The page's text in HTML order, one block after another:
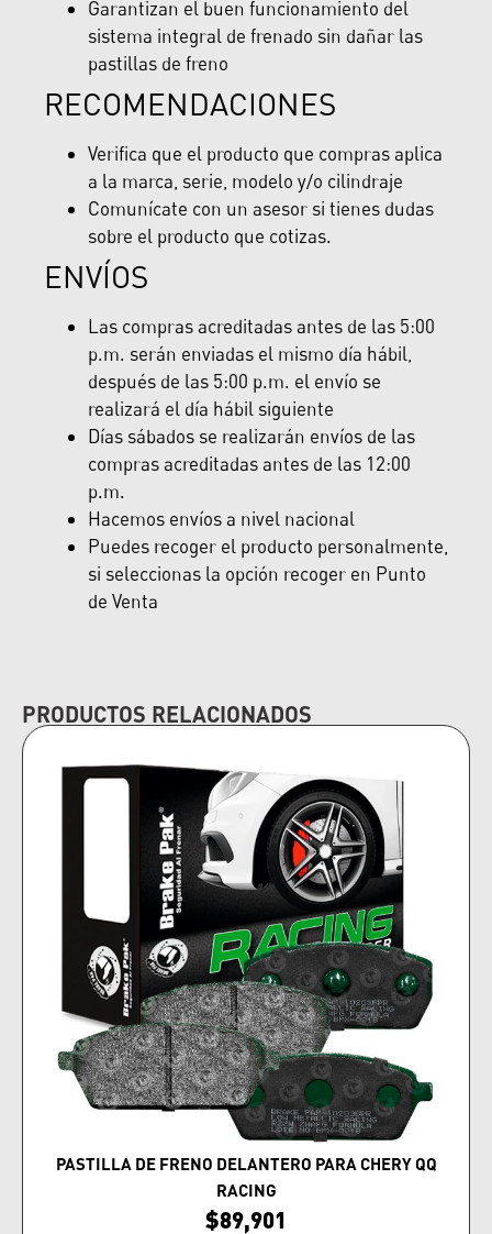
Garantizan el buen funcionamiento del
sistema integral de frenado sin dañar las
pastillas de freno
RECOMENDACIONES
Verifica que el producto que compras aplica
a la marca, serie, modelo y/o cilindraje
Comunícate con un asesor si tienes dudas
sobre el producto que cotizas.
ENVÍOS
Las compras acreditadas antes de las 5:00
p.m. serán enviadas el mismo día hábil,
después de las 5:00 p.m. el envío se
realizará el día hábil siguiente
Días sábados se realizarán envíos de las
compras acreditadas antes de las 12:00
p.m.
Hacemos envíos a nivel nacional
Puedes recoger el producto personalmente,
si seleccionas la opción recoger en Punto
de Venta
PRODUCTOS RELACIONADOS
PASTILLA DE FRENO DELANTERO PARA CHERY QQ
RACING
$89,901